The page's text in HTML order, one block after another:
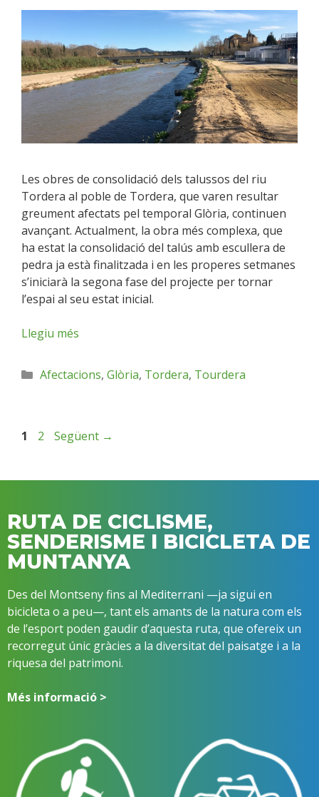
Les obres de consolidació dels talussos del riu
Tordera al poble de Tordera, que varen resultar
greument afectats pel temporal Glòria, continuen
avançant. Actualment, la obra més complexa, que
ha estat la consolidació del talús amb escullera de
pedra ja està finalitzada i en les properes setmanes
s’iniciarà la segona fase del projecte per tornar
l’espai al seu estat inicial.
Llegiu més
Afectacions, Glòria, Tordera, Tourdera
1 2 Següent →
RUTA DE CICLISME,
SENDERISME I BICICLETA DE
MUNTANYA
Des del Montseny fins al Mediterrani —ja sigui en
bicicleta o a peu—, tant els amants de la natura com els
de l’esport poden gaudir d’aquesta ruta, que ofereix un
recorregut únic gràcies a la diversitat del paisatge i a la
riquesa del patrimoni.
Més informació >